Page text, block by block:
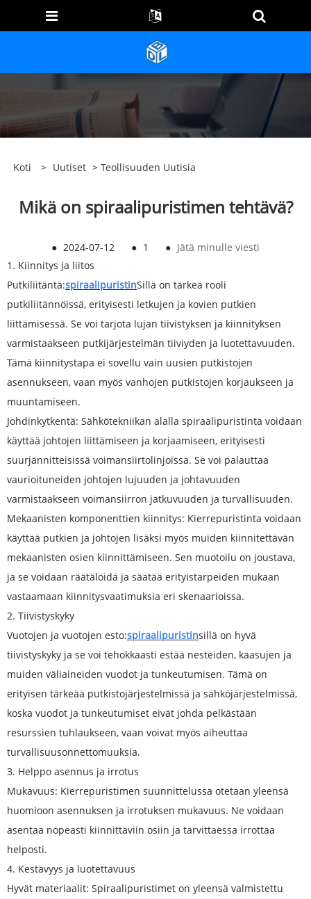
Koti > Uutiset > Teollisuuden Uutisia
Mikä on spiraalipuristimen tehtävä?
● 2024-07-12 ● 1 ● Jätä minulle viesti
1. Kiinnitys ja liitos
Putkiliitäntä:spiraalipuristinSillä on tärkeä rooli
putkiliitännöissä, erityisesti letkujen ja kovien putkien
liittämisessä. Se voi tarjota lujan tiivistyksen ja kiinnityksen
varmistaakseen putkijärjestelmän tiiviyden ja luotettavuuden.
Tämä kiinnitystapa ei sovellu vain uusien putkistojen
asennukseen, vaan myös vanhojen putkistojen korjaukseen ja
muuntamiseen.
Johdinkytkentä: Sähkötekniikan alalla spiraalipuristinta voidaan
käyttää johtojen liittämiseen ja korjaamiseen, erityisesti
suurjännitteisissä voimansiirtolinjoissa. Se voi palauttaa
vaurioituneiden johtojen lujuuden ja johtavuuden
varmistaakseen voimansiirron jatkuvuuden ja turvallisuuden.
Mekaanisten komponenttien kiinnitys: Kierrepuristinta voidaan
käyttää putkien ja johtojen lisäksi myös muiden kiinnitettävän
mekaanisten osien kiinnittämiseen. Sen muotoilu on joustava,
ja se voidaan räätälöidä ja säätää erityistarpeiden mukaan
vastaamaan kiinnitysvaatimuksia eri skenaarioissa.
2. Tiivistyskyky
Vuotojen ja vuotojen esto:spiraalipuristinsillä on hyvä
tiivistyskyky ja se voi tehokkaasti estää nesteiden, kaasujen ja
muiden väliaineiden vuodot ja tunkeutumisen. Tämä on
erityisen tärkeää putkistojärjestelmissä ja sähköjärjestelmissä,
koska vuodot ja tunkeutumiset eivät johda pelkästään
resurssien tuhlaukseen, vaan voivat myös aiheuttaa
turvallisuusonnettomuuksia.
3. Helppo asennus ja irrotus
Mukavuus: Kierrepuristimen suunnittelussa otetaan yleensä
huomioon asennuksen ja irrotuksen mukavuus. Ne voidaan
asentaa nopeasti kiinnittäviin osiin ja tarvittaessa irrottaa
helposti.
4. Kestävyys ja luotettavuus
Hyvät materiaalit: Spiraalipuristimet on yleensä valmistettu